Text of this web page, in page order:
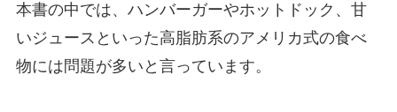
本書の中では、ハンバーガーやホットドック、甘
いジュースといった高脂肪系のアメリカ式の食べ
物には問題が多いと言っています。